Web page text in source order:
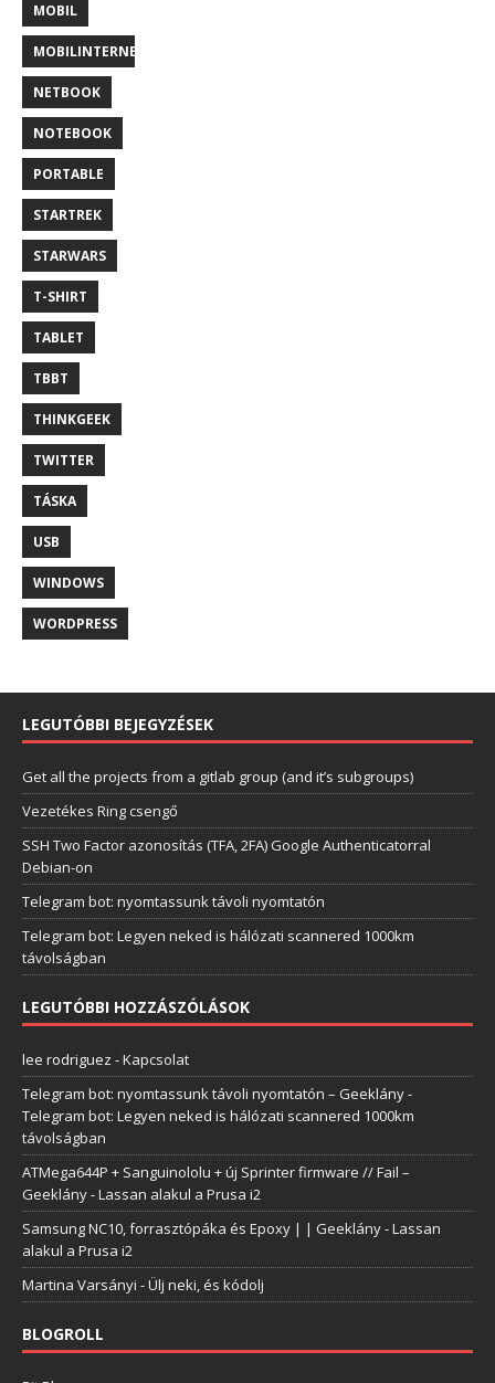
MOBIL
MOBILINTERNET
NETBOOK
NOTEBOOK
PORTABLE
STARTREK
STARWARS
T-SHIRT
TABLET
TBBT
THINKGEEK
TWITTER
TÁSKA
USB
WINDOWS
WORDPRESS
LEGUTÓBBI BEJEGYZÉSEK
Get all the projects from a gitlab group (and it’s subgroups)
Vezetékes Ring csengő
SSH Two Factor azonosítás (TFA, 2FA) Google Authenticatorral
Debian-on
Telegram bot: nyomtassunk távoli nyomtatón
Telegram bot: Legyen neked is hálózati scannered 1000km
távolságban
LEGUTÓBBI HOZZÁSZÓLÁSOK
lee rodriguez -Kapcsolat
Telegram bot: nyomtassunk távoli nyomtatón – Geeklány-
Telegram bot: Legyen neked is hálózati scannered 1000km
távolságban
ATMega644P + Sanguinololu + új Sprinter firmware // Fail –
Geeklány-Lassan alakul a Prusa i2
Samsung NC10, forrasztópáka és Epoxy | | Geeklány-Lassan
alakul a Prusa i2
Martina Varsányi -Ülj neki, és kódolj
BLOGROLL